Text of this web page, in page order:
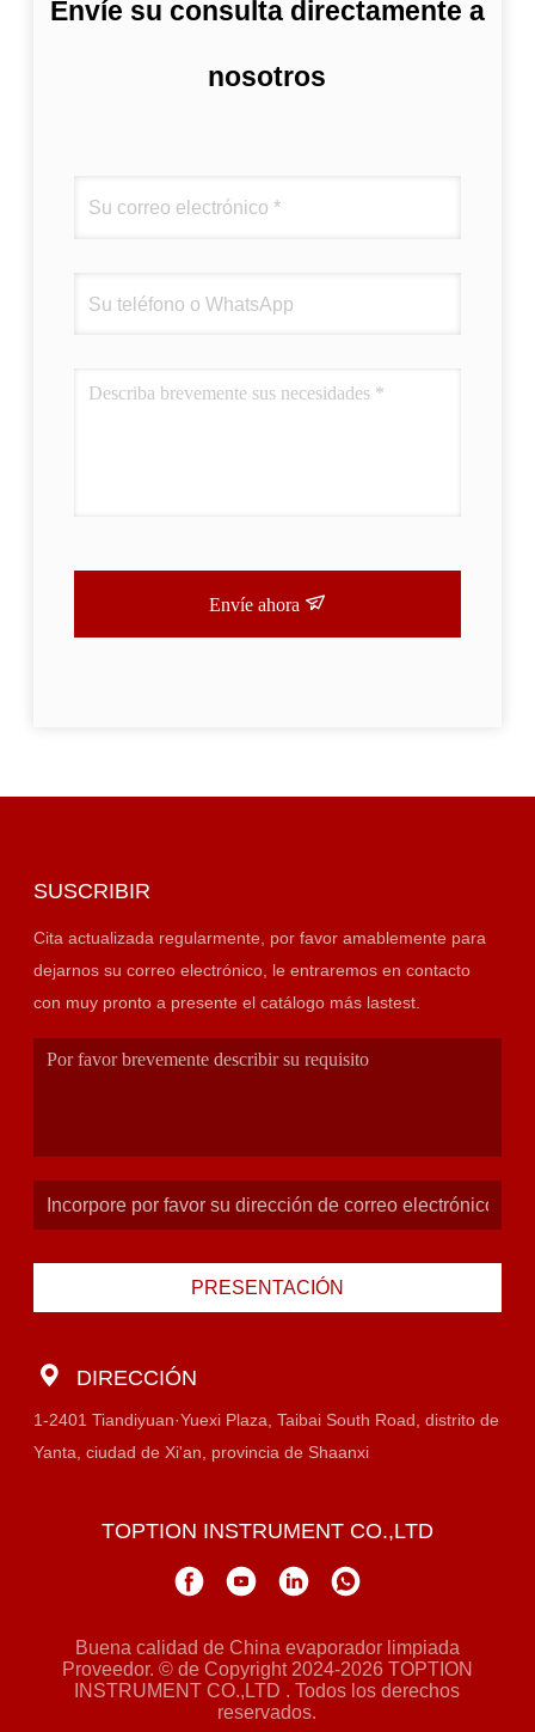
Envíe su consulta directamente a
nosotros
Envíe ahora
SUSCRIBIR
Cita actualizada regularmente, por favor amablemente para
dejarnos su correo electrónico, le entraremos en contacto
con muy pronto a presente el catálogo más lastest.
PRESENTACIÓN
DIRECCIÓN
1-2401 Tiandiyuan·Yuexi Plaza, Taibai South Road, distrito de
Yanta, ciudad de Xi'an, provincia de Shaanxi
TOPTION INSTRUMENT CO.,LTD
Buena calidad de China evaporador limpiada
Proveedor. © de Copyright 2024-2026 TOPTION
INSTRUMENT CO.,LTD . Todos los derechos
reservados.